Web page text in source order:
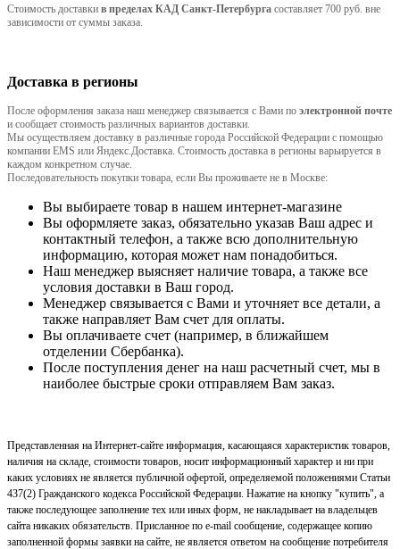
Стоимость доставки в пределах КАД Санкт-Петербурга составляет 700 руб. вне
зависимости от суммы заказа.
Доставка в регионы
После оформления заказа наш менеджер связывается с Вами по электронной почте
и сообщает стоимость различных вариантов доставки.
Мы осуществляем доставку в различные города Российской Федерации с помощью
компании EMS или Яндекс.Доставка. Стоимость доставка в регионы варьируется в
каждом конкретном случае.
Последовательность покупки товара, если Вы проживаете не в Москве:
Вы выбираете товар в нашем интернет-магазине
Вы оформляете заказ, обязательно указав Ваш адрес и
контактный телефон, а также всю дополнительную
информацию, которая может нам понадобиться.
Наш менеджер выясняет наличие товара, а также все
условия доставки в Ваш город.
Менеджер связывается с Вами и уточняет все детали, а
также направляет Вам счет для оплаты.
Вы оплачиваете счет (например, в ближайшем
отделении Сбербанка).
После поступления денег на наш расчетный счет, мы в
наиболее быстрые сроки отправляем Вам заказ.
Представленная на Интернет-сайте информация, касающаяся характеристик товаров,
наличия на складе, стоимости товаров, носит информационный характер и ни при
каких условиях не является публичной офертой, определяемой положениями Статьи
437(2) Гражданского кодекса Российской Федерации. Нажатие на кнопку "купить", а
также последующее заполнение тех или иных форм, не накладывает на владельцев
сайта никаких обязательств. Присланное по e-mail сообщение, содержащее копию
заполненной формы заявки на сайте, не является ответом на сообщение потребителя